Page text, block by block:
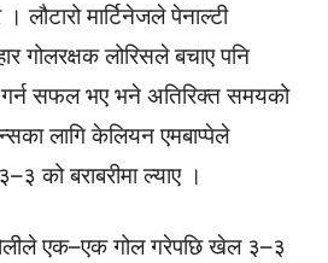
लौटारो मार्टिनेजले पेनाल्टी
गोलरक्षक लोरिसले बचाए पनि
गर्न सफल भए भने अतिरिक्त समयको
लागि केलियन एमबाप्पेले
को बराबरीमा ल्याए ।
एक–एक गोल गरेपछि खेल ३–३